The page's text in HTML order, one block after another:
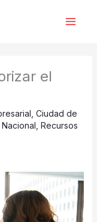
el
Ciudad de
Nacional Recursos